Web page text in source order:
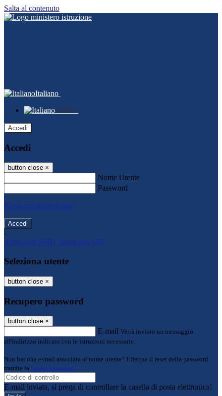
Salta al contenuto
Italiano
Italiano
Accedi
Accedi
button close ×
Nome Utente
Password
Password dimenticata?
-
Entra con SPID Entra con CIE
Seleziona utente
button close ×
Recupero password
button close ×
E-mail Verrà inviato un messaggio
all'indirizzo indicato con le istruzioni necessarie.
Non hai una e-mail associata al nome utente? Effettua il reset della password
tramite la Login Spaggiari
E-mail inviata, si prega di controllare la casella di posta elettronica!